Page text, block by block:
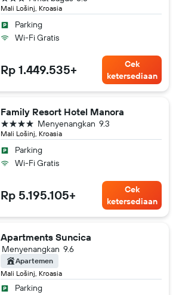
Mali Lošinj, Kroasia
Parking
Wi-Fi Gratis
Rp 1.449.535+
Cek
ketersediaan
Family Resort Hotel Manora
Mali Lošinj, Kroasia
9.3
Menyenangkan
bintang 4
Parking
Wi-Fi Gratis
Rp 5.195.105+
Cek
ketersediaan
Apartments Suncica
Mali Lošinj, Kroasia
9.6
Menyenangkan
Apartemen
Parking